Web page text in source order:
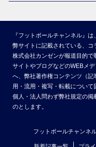
『フットボールチャンネル』
弊サイトに記載されている、コ
株式会社カンゼンが報道目的
サイトやブログなどのWEBメ
へ、弊社著作権コンテンツ（記
用・流用・複写・転載について
個人・法人問わず弊社規定の
のとします。
フットボールチャンネ